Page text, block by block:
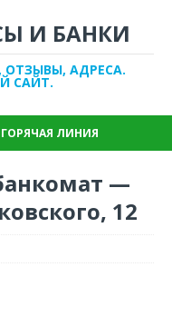
И БАНКИ
ОТЗЫВЫ, АДРЕСА.
САЙТ.
ГОРЯЧАЯ ЛИНИЯ
—
12